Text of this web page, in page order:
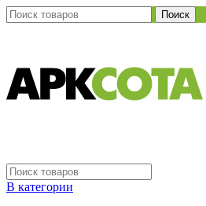
Поиск
В категории